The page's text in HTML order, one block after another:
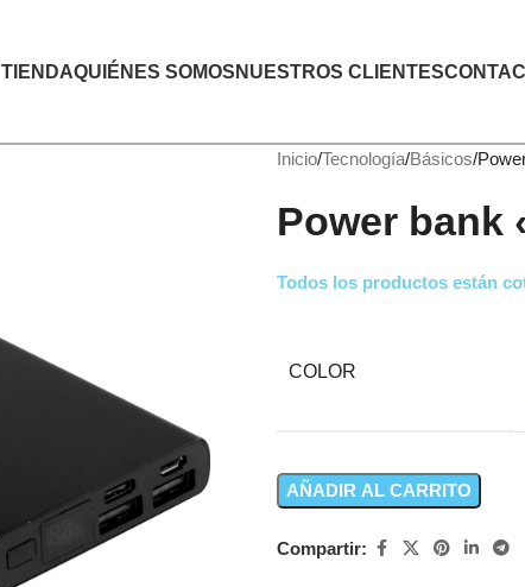
TIENDAQUIÉNES SOMOS NUESTROS CLIENTES
Inicio Tecnología Básicos
Power bank
Todos los productos están
COLOR
AÑADIR AL CARRITO
Compartir: